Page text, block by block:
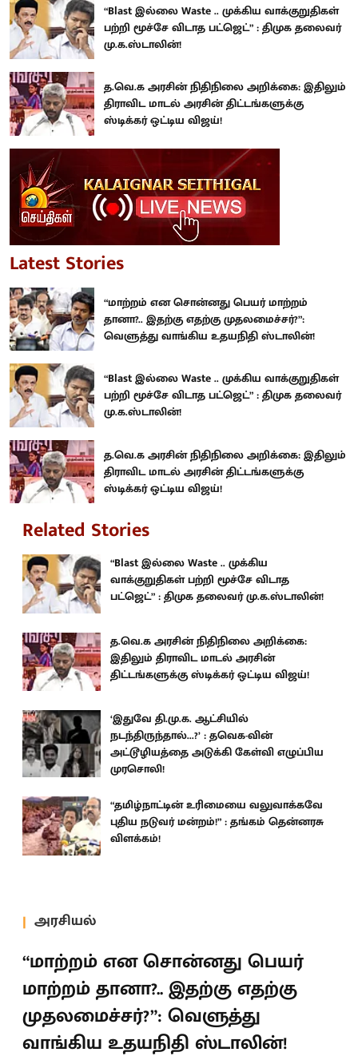
“Blast இல்லை Waste .. முக்கிய வாக்குறுதிகள்
பற்றி மூச்சே விடாத பட்ஜெட்” : திமுக தலைவர்
மு.க.ஸ்டாலின்!
த.வெ.க அரசின் நிதிநிலை அறிக்கை: இதிலும்
திராவிட மாடல் அரசின் திட்டங்களுக்கு
ஸ்டிக்கர் ஒட்டிய விஜய்!
Latest Stories
“மாற்றம் என சொன்னது பெயர் மாற்றம்
தானா?.. இதற்கு எதற்கு முதலமைச்சர்?”:
வெளுத்து வாங்கிய உதயநிதி ஸ்டாலின்!
“Blast இல்லை Waste .. முக்கிய வாக்குறுதிகள்
பற்றி மூச்சே விடாத பட்ஜெட்” : திமுக தலைவர்
மு.க.ஸ்டாலின்!
த.வெ.க அரசின் நிதிநிலை அறிக்கை: இதிலும்
திராவிட மாடல் அரசின் திட்டங்களுக்கு
ஸ்டிக்கர் ஒட்டிய விஜய்!
Related Stories
“Blast இல்லை Waste .. முக்கிய
வாக்குறுதிகள் பற்றி மூச்சே விடாத
பட்ஜெட்” : திமுக தலைவர் மு.க.ஸ்டாலின்!
த.வெ.க அரசின் நிதிநிலை அறிக்கை:
இதிலும் திராவிட மாடல் அரசின்
திட்டங்களுக்கு ஸ்டிக்கர் ஒட்டிய விஜய்!
‘இதுவே தி.மு.க. ஆட்சியில்
நடந்திருந்தால்...?’ : தவெக-வின்
அட்டூழியத்தை அடுக்கி கேள்வி எழுப்பிய
முரசொலி!
“தமிழ்நாட்டின் உரிமையை வலுவாக்கவே
புதிய நடுவர் மன்றம்!” : தங்கம் தென்னரசு
விளக்கம்!
அரசியல்
“மாற்றம் என சொன்னது பெயர்
மாற்றம் தானா?.. இதற்கு எதற்கு
முதலமைச்சர்?”: வெளுத்து
வாங்கிய உதயநிதி ஸ்டாலின்!